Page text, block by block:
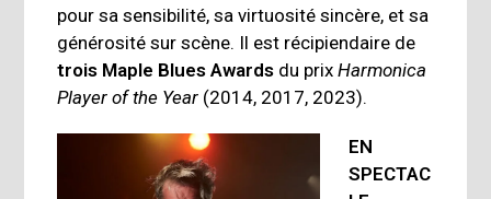
pour sa sensibilité, sa virtuosité sincère, et sa
générosité sur scène. Il est récipiendaire de
trois Maple Blues Awards du prixHarmonica
Player of the Year (2014, 2017, 2023).
EN
SPECTAC